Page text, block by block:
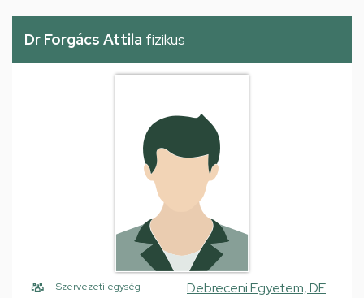
Dr Forgács Attila fizikus
Szervezeti egység
Debreceni Egyetem, DE